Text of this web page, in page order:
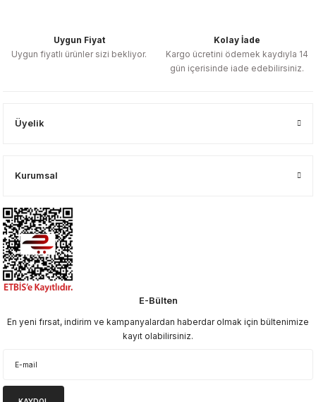
Uygun Fiyat
Uygun fiyatlı ürünler sizi bekliyor.
Kolay İade
Kargo ücretini ödemek kaydıyla 14
gün içerisinde iade edebilirsiniz.
Üyelik
Kurumsal
E-Bülten
En yeni fırsat, indirim ve kampanyalardan haberdar olmak için bültenimize
kayıt olabilirsiniz.